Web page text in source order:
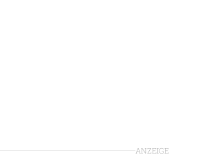
ANZEIGE